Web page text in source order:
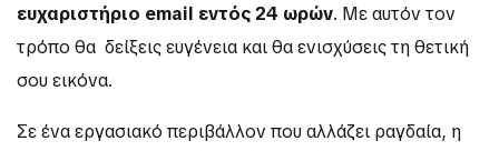
ευχαριστήριο email εντός 24 ωρών. Με αυτόν τον
τρόπο θα δείξεις ευγένεια και θα ενισχύσεις τη θετική
σου εικόνα.
Σε ένα εργασιακό περιβάλλον που αλλάζει ραγδαία, η